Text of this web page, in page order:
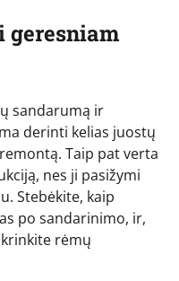
geresniam
sandarumą ir
derinti kelias juostų
Taip pat verta
nes ji pasižymi
Stebėkite, kaip
po sandarinimo, ir,
rėmų